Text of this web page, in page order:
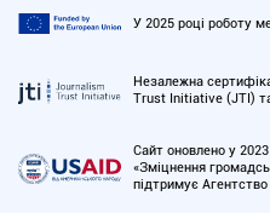
У 2025 році роботу
Незалежна
Trust Initiative (JTI)
Сайт оновлено у
«Зміцнення
підтримує